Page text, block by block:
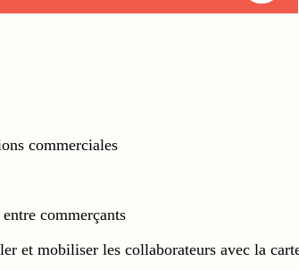
commerciales
commerçants
et mobiliser les collaborateurs avec la